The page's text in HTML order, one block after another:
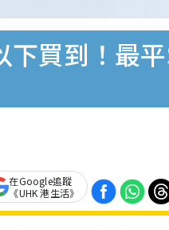
下買到！最
在Google追蹤
《UHK 港生活》